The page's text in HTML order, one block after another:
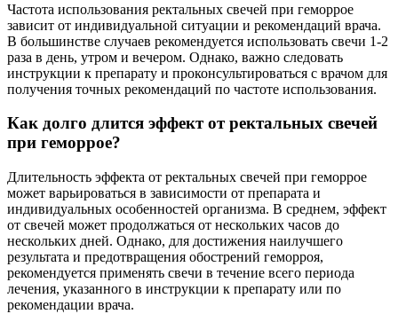
Частота использования ректальных свечей при геморрое
зависит от индивидуальной ситуации и рекомендаций врача.
В большинстве случаев рекомендуется использовать свечи 1-2
раза в день, утром и вечером. Однако, важно следовать
инструкции к препарату и проконсультироваться с врачом для
получения точных рекомендаций по частоте использования.
Как долго длится эффект от ректальных свечей
при геморрое?
Длительность эффекта от ректальных свечей при геморрое
может варьироваться в зависимости от препарата и
индивидуальных особенностей организма. В среднем, эффект
от свечей может продолжаться от нескольких часов до
нескольких дней. Однако, для достижения наилучшего
результата и предотвращения обострений геморроя,
рекомендуется применять свечи в течение всего периода
лечения, указанного в инструкции к препарату или по
рекомендации врача.